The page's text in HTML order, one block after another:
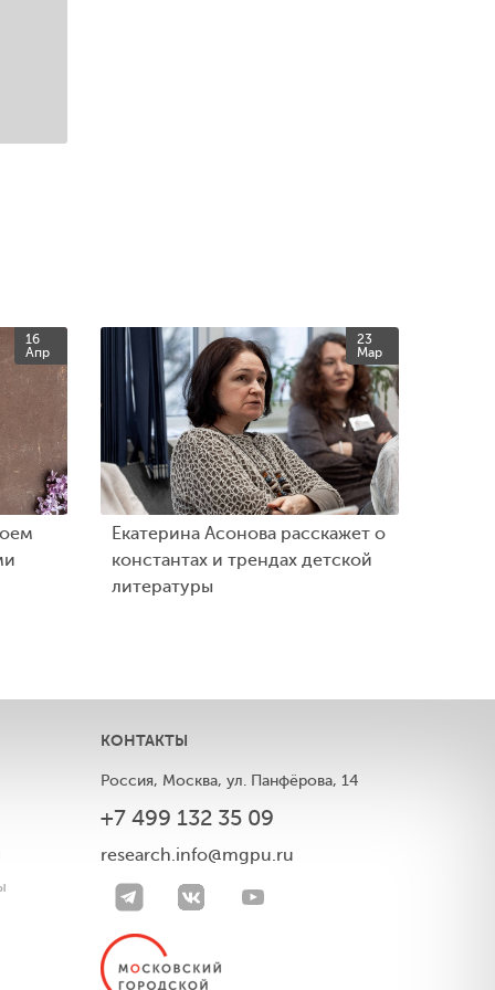
16
Апр
23
Мар
Екатерина Асонова расскажет о
константах и трендах детской
литературы
КОНТАКТЫ
Россия, Москва, ул. Панфёрова, 14
+7 499 132 35 09
research.info@mgpu.ru